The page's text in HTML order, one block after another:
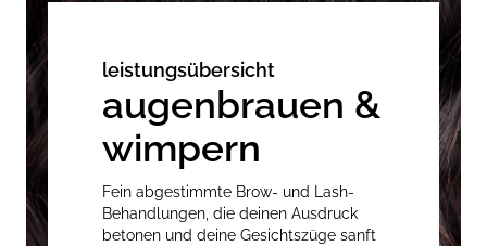
leistungsübersicht
augenbrauen &
wimpern
Fein abgestimmte Brow- und Lash-
Behandlungen, die deinen Ausdruck
betonen und deine Gesichtszüge sanft